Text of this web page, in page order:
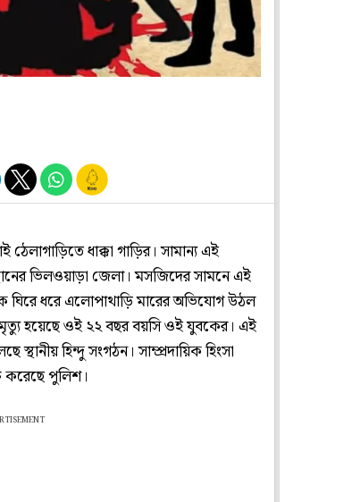
ঠেলাগাড়িতে ধাক্কা গাড়ির। সামান্য এই
ভিলওয়াড়া জেলা। মসজিদের সামনে এই
ঘিরে ধরে এলোপাথাড়ি মারের অভিযোগ উঠল
মৃত্যু হয়েছে ওই ২২ বছর বয়সি ওই যুবকের। এই
হিন্দু সংগঠন। সাম্প্রদায়িক হিংসা
করেছে পুলিশ।